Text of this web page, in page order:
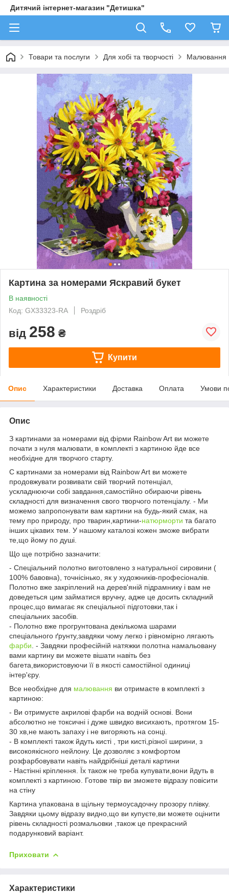
Дитячий інтернет-магазин "Детишка"
Товари та послуги Для хобі та творчості Малювання
Картина за номерами Яскравий букет
В наявності
Код: GX33323-RA
Роздріб
від 258 ₴
Купити
Опис Характеристики Доставка Оплата Умови
Опис
З картинами за номерами від фірми Rainbow Art ви можете
почати з нуля малювати, в комплекті з картиною йде все
необхідне для творчого старту.
C картинами за номерами від Rainbow Art ви можете
продовжувати розвивати свій творчий потенціал,
ускладнюючи собі завдання,самостійно обираючи рівень
складності для визначення свого творчого потенціалу. - Ми
можемо запропонувати вам картини на будь-який смак, на
тему про природу, про тварин,картини-натюрморти та багато
інших цікавих тем. У нашому каталозі кожен зможе вибрати
те,що йому по душі.
Що ще потрібно зазначити:
- Спеціальний полотно виготовлено з натуральної сировини (
100% бавовна), точнісінько, як у художників-професіоналів.
Полотно вже закріплений на дерев'яній підрамнику і вам не
доведеться цим займатися вручну, адже це досить складний
процес,що вимагає як спеціальної підготовки,так і
спеціальних засобів.
- Полотно вже прогрунтована декількома шарами
спеціального ґрунту,завдяки чому легко і рівномірно лягають
фарби . - Завдяки професійній натяжки полотна намальовану
вами картину ви можете вішати навіть без
багета,використовуючи її в якості самостійної одиниці
інтер'єру.
Все необхідне для малювання ви отримаєте в комплекті з
картиною:
- Ви отримуєте акрилові фарби на водній основі. Вони
абсолютно не токсичні і дуже швидко висихають, протягом 15-
30 хв,не мають запаху і не вигоряють на сонці.
- В комплекті також йдуть кисті , три кисті,різної ширини, з
високоякісного нейлону. Це дозволяє з комфортом
розфарбовувати навіть найдрібніші деталі картини
- Настінні кріплення. Їх також не треба купувати,вони йдуть в
комплекті з картиною. Готове твір ви зможете відразу повісити
на стіну
Картина упакована в щільну термоусадочну прозору плівку.
Завдяки цьому відразу видно,що ви купуєте,ви можете оцінити
рівень складності розмальовки ,також це прекрасний
подарунковий варіант.
Приховати
Характеристики